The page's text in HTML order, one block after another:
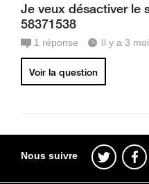
Je veux désactiver le
58371538
1 réponse Il y a 3
Voir la question
Nous suivre